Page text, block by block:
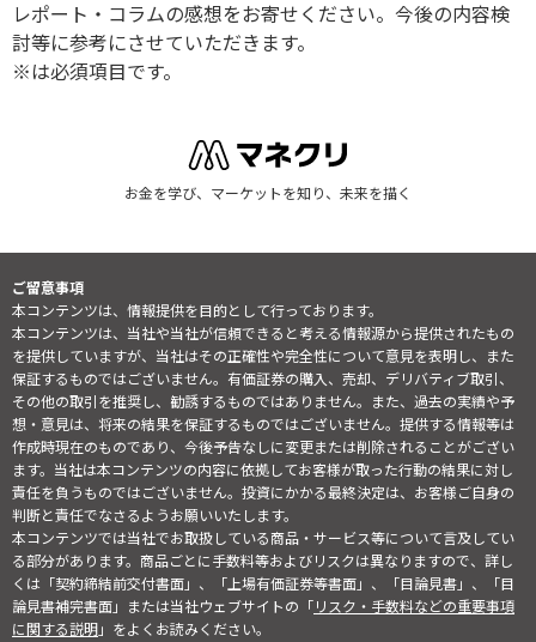
レポート・コラムの感想をお寄せください。今後の内容検
討等に参考にさせていただきます。
※は必須項目です。
お金を学び、マーケットを知り、未来を描く
ご留意事項
本コンテンツは、情報提供を目的として行っております。
本コンテンツは、当社や当社が信頼できると考える情報源から提供されたもの
を提供していますが、当社はその正確性や完全性について意見を表明し、また
保証するものではございません。有価証券の購入、売却、デリバティブ取引、
その他の取引を推奨し、勧誘するものではありません。また、過去の実績や予
想・意見は、将来の結果を保証するものではございません。提供する情報等は
作成時現在のものであり、今後予告なしに変更または削除されることがござい
ます。当社は本コンテンツの内容に依拠してお客様が取った行動の結果に対し
責任を負うものではございません。投資にかかる最終決定は、お客様ご自身の
判断と責任でなさるようお願いいたします。
本コンテンツでは当社でお取扱している商品・サービス等について言及してい
る部分があります。商品ごとに手数料等およびリスクは異なりますので、詳し
くは「契約締結前交付書面」、「上場有価証券等書面」、「目論見書」、「目
論見書補完書面」または当社ウェブサイトの「リスク・手数料などの重要事項
に関する説明」をよくお読みください。